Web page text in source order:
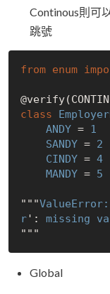
Continous則可
跳號
from enum
class
ANDY = 1
SANDY = 2
CINDY = 4
MANDY = 5
"""ValueError:
r': missing
Global